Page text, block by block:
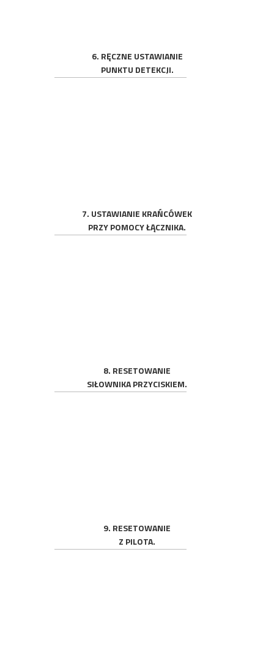
6. RĘCZNE USTAWIANIE
PUNKTU DETEKCJI.
7. USTAWIANIE KRAŃCÓWEK
PRZY POMOCY ŁĄCZNIKA.
8. RESETOWANIE
SIŁOWNIKA PRZYCISKIEM.
9. RESETOWANIE
Z PILOTA.